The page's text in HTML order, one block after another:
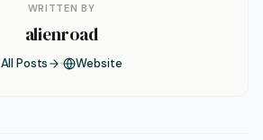
WRITTEN BY
alienroad
All Posts Website